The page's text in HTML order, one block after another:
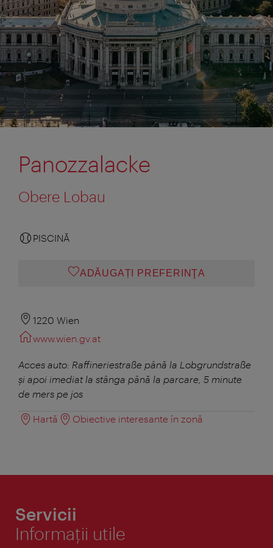
Panozzalacke
Obere Lobau
PISCINĂ
ADĂUGAȚI PREFERINŢA
1220 Wien
www.wien.gv.at
Acces auto: Raffineriestraße până la Lobgrundstraße
şi apoi imediat la stânga până la parcare, 5 minute
de mers pe jos
Hartă Obiective interesante în zonă
Servicii
Informaţii utile